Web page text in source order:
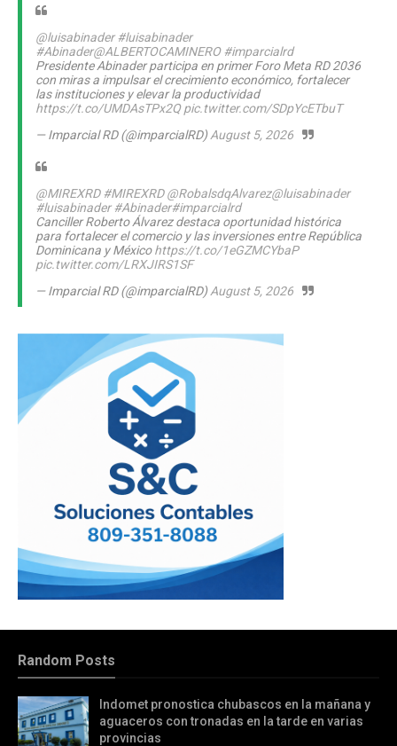
@luisabinader #luisabinader
#Abinader@ALBERTOCAMINERO #imparcialrd
Presidente Abinader participa en primer Foro Meta RD 2036
con miras a impulsar el crecimiento económico, fortalecer
las instituciones y elevar la productividad
https://t.co/UMDAsTPx2Q pic.twitter.com/SDpYcETbuT
— Imparcial RD (@imparcialRD)August 5, 2026
@MIREXRD #MIREXRD @RobalsdqAlvarez@luisabinader
#luisabinader #Abinader#imparcialrd
Canciller Roberto Álvarez destaca oportunidad histórica
para fortalecer el comercio y las inversiones entre República
Dominicana y Méxicohttps://t.co/1eGZMCYbaP
pic.twitter.com/LRXJIRS1SF
— Imparcial RD (@imparcialRD)August 5, 2026
Random Posts
Indomet pronostica chubascos en la mañana y
aguaceros con tronadas en la tarde en varias
provincias